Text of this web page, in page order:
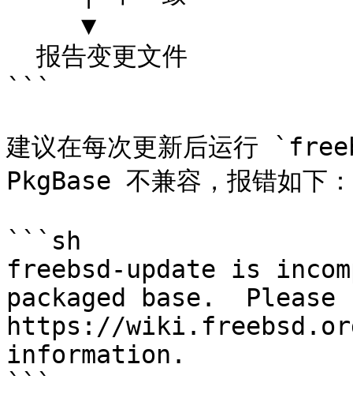
```
建议在每次更新后运行
PkgBase 不兼容，报错如下：
```sh
freebsd-update is
packaged base.  Please
https://
information.
```